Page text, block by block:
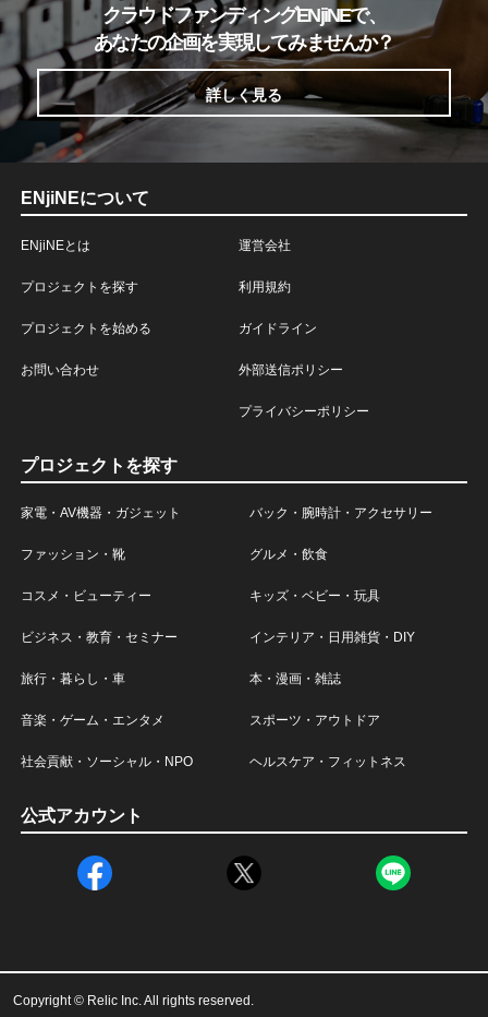
クラウドファンディングENjiNEで、
あなたの企画を実現してみませんか？
詳しく見る
ENjiNEについて
ENjiNEとは
プロジェクトを探す
プロジェクトを始める
お問い合わせ
運営会社
利用規約
ガイドライン
外部送信ポリシー
プライバシーポリシー
プロジェクトを探す
家電・AV機器・ガジェット バック・腕時計・アクセサリー
ファッション・靴 グルメ・飲食
コスメ・ビューティー キッズ・ベビー・玩具
ビジネス・教育・セミナー インテリア・日用雑貨・DIY
旅行・暮らし・車 本・漫画・雑誌
音楽・ゲーム・エンタメ スポーツ・アウトドア
社会貢献・ソーシャル・NPO ヘルスケア・フィットネス
公式アカウント
Copyright © Relic Inc. All rights reserved.